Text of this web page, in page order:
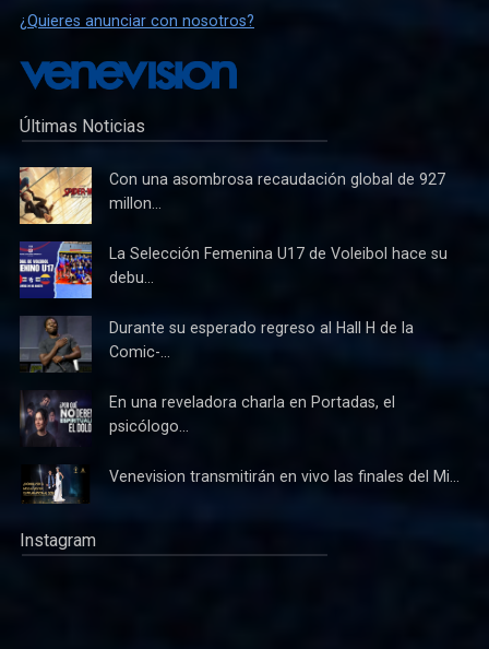
¿Quieres anunciar con nosotros?
Últimas Noticias
Con una asombrosa recaudación global de 927
millon...
La Selección Femenina U17 de Voleibol hace su
debu...
Durante su esperado regreso al Hall H de la
Comic-...
En una reveladora charla en Portadas, el
psicólogo...
Venevision transmitirán en vivo las finales del Mi...
Instagram